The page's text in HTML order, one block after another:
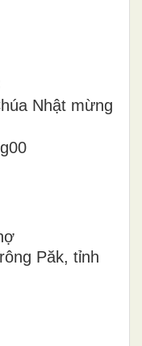
Nhật mừng
Păk, tỉnh